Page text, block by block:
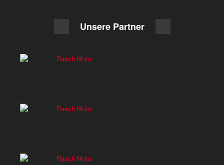
Unsere Partner